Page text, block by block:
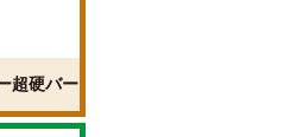
超硬バー